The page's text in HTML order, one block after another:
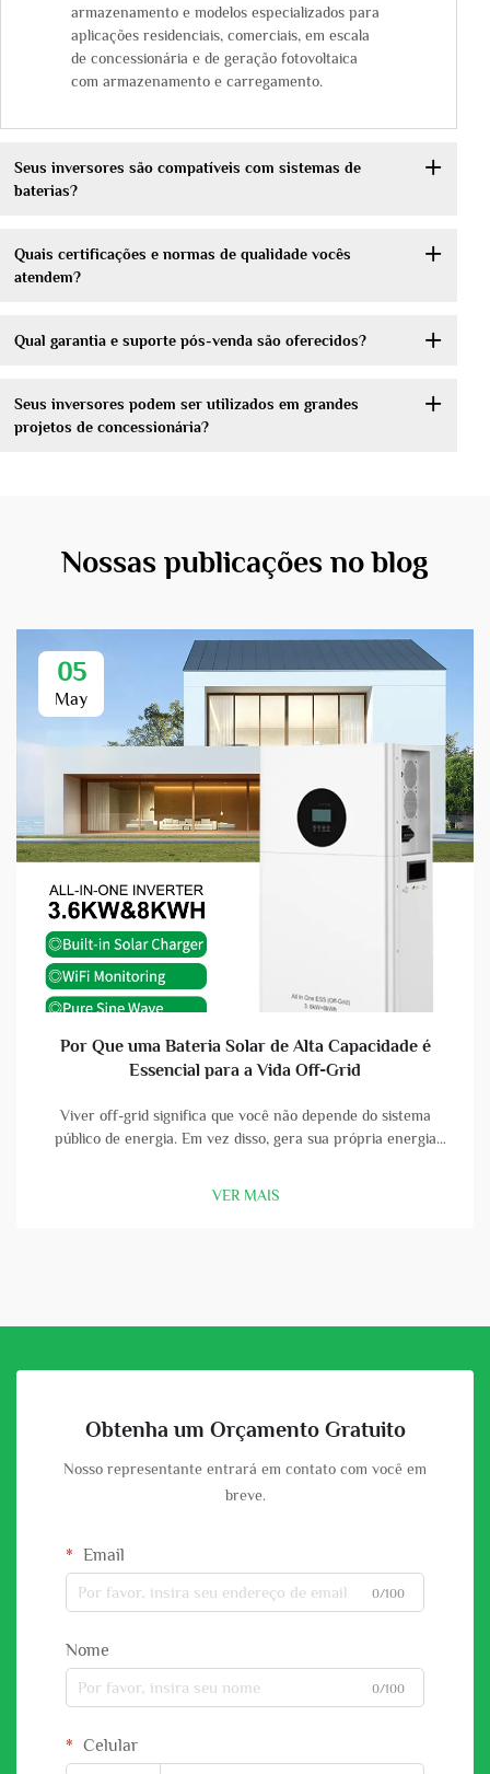
armazenamento e modelos especializados para
aplicações residenciais, comerciais, em escala
de concessionária e de geração fotovoltaica
com armazenamento e carregamento.
Seus inversores são compatíveis com sistemas de
baterias?
Quais certificações e normas de qualidade vocês
atendem?
Qual garantia e suporte pós-venda são oferecidos?
Seus inversores podem ser utilizados em grandes
projetos de concessionária?
Nossas publicações no blog
05
May
Por Que uma Bateria Solar de Alta Capacidade é
Essencial para a Vida Off-Grid
Viver off-grid significa que você não depende do sistema
público de energia. Em vez disso, gera sua própria energia
boa bateria, você pode armazenar a energia que os painéis
VER MAIS
Obtenha um Orçamento Gratuito
Nosso representante entrará em contato com você em
breve.
Email
0/100
Nome
0/100
Celular